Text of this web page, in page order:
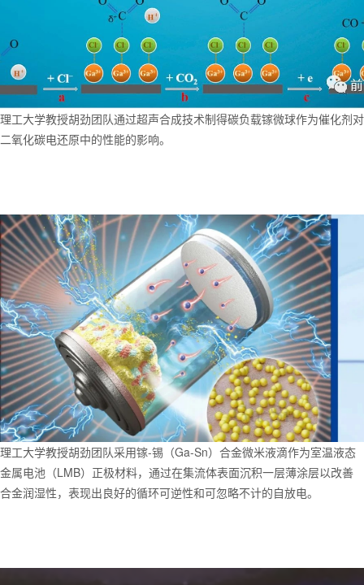
理工大学教授胡劲团队通过超声合成技术制得碳负载镓微球作为催化剂对
二氧化碳电还原中的性能的影响。
理工大学教授胡劲团队采用镓-锡（Ga-Sn）合金微米液滴作为室温液态
金属电池（LMB）正极材料，通过在集流体表面沉积一层薄涂层以改善
合金润湿性，表现出良好的循环可逆性和可忽略不计的自放电。